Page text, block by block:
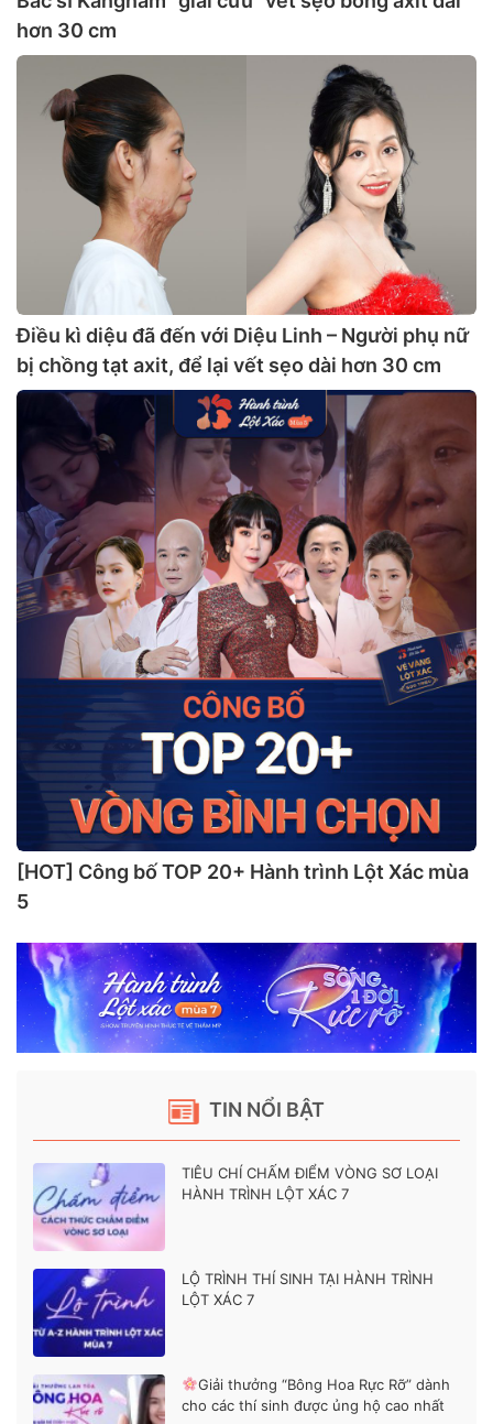
TIN NỔI BẬT
TIÊU CHÍ CHẤM ĐIỂM VÒNG SƠ LOẠI
HÀNH TRÌNH LỘT XÁC 7
LỘ TRÌNH THÍ SINH TẠI HÀNH TRÌNH
LỘT XÁC 7
Giải thưởng “Bông Hoa Rực Rỡ” dành
cho các thí sinh được ủng hộ cao nhất
hơn 30 cm
Điều kì diệu đã đến với Diệu Linh – Người phụ nữ
bị chồng tạt axit, để lại vết sẹo dài hơn 30 cm
[HOT] Công bố TOP 20+ Hành trình Lột Xác mùa
5